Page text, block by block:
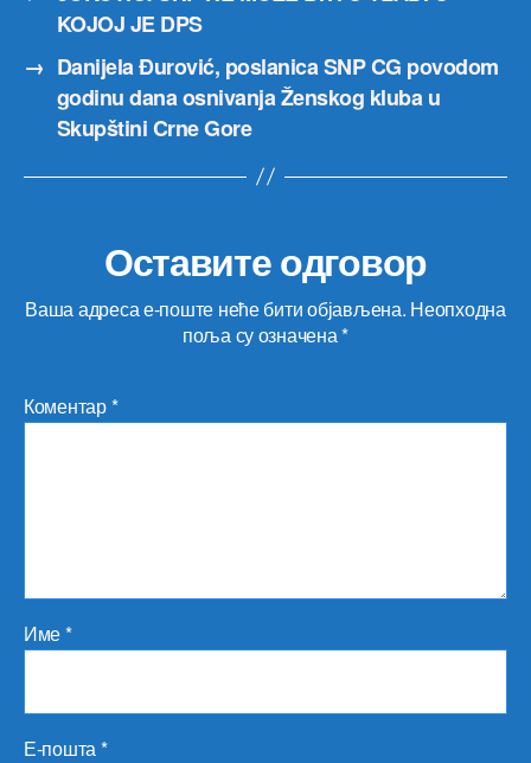
KOJOJ JE DPS
→ Danijela Đurović, poslanica SNP CG povodom
godinu dana osnivanja Ženskog kluba u
Skupštini Crne Gore
Оставите одговор
Ваша адреса е-поште неће бити објављена. Неопходна
поља су означена*
Коментар*
Име*
Е-пошта*